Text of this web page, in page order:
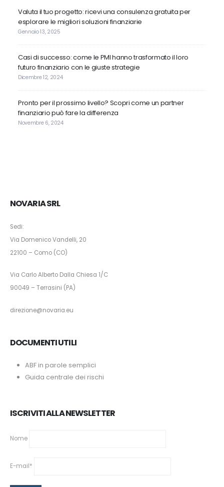
Valuta il tuo progetto: ricevi una consulenza gratuita per
esplorare le migliori soluzioni finanziarie
Gennaio 13, 2025
Casi di successo: come le PMI hanno trasformato il loro
futuro finanziario con le giuste strategie
Dicembre 12, 2024
Pronto per il prossimo livello? Scopri come un partner
finanziario può fare la differenza
Novembre 6, 2024
NOVARIA SRL
Sedi:
Via Domenico Vandelli, 20
22100 – Como (CO)
Via Carlo Alberto Dalla Chiesa 1/C
90049 – Terrasini (PA)
direzione@novaria.eu
DOCUMENTI UTILI
ABF in parole semplici
Guida centrale dei rischi
ISCRIVITI ALLA NEWSLETTER
Nome
E-mail*